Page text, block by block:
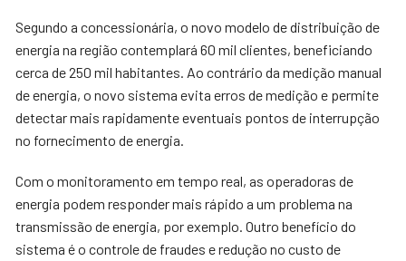
Segundo a concessionária, o novo modelo de distribuição de
energia na região contemplará 60 mil clientes, beneficiando
cerca de 250 mil habitantes. Ao contrário da medição manual
de energia, o novo sistema evita erros de medição e permite
detectar mais rapidamente eventuais pontos de interrupção
no fornecimento de energia.
Com o monitoramento em tempo real, as operadoras de
energia podem responder mais rápido a um problema na
transmissão de energia, por exemplo. Outro benefício do
sistema é o controle de fraudes e redução no custo de